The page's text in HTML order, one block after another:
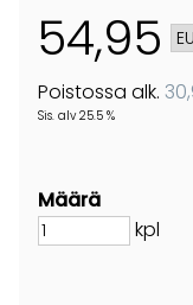
54,95
Poistossa alk.
Sis. alv 25.5 %
Määrä
kpl